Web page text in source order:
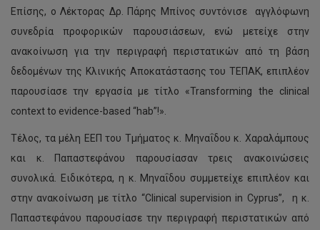
Επίσης, ο Λέκτορας Δρ. Πάρης Μπίνος συντόνισε αγγλόφωνη
συνεδρία προφορικών παρουσιάσεων, ενώ μετείχε στην
ανακοίνωση για την περιγραφή περιστατικών από τη βάση
δεδομένων της Κλινικής Αποκατάστασης του ΤΕΠΑΚ, επιπλέον
παρουσίασε την εργασία με τίτλο «Transforming the clinical
context to evidence-based “hab”!».
Τέλος, τα μέλη ΕΕΠ του Τμήματος κ. Μηναΐδου κ. Χαραλάμπους
και κ. Παπαστεφάνου παρουσίασαν τρεις ανακοινώσεις
συνολικά. Ειδικότερα, η κ. Μηναΐδου συμμετείχε επιπλέον και
στην ανακοίνωση με τίτλο “Clinical supervision in Cyprus”, η κ.
Παπαστεφάνου παρουσίασε την περιγραφή περιστατικών από